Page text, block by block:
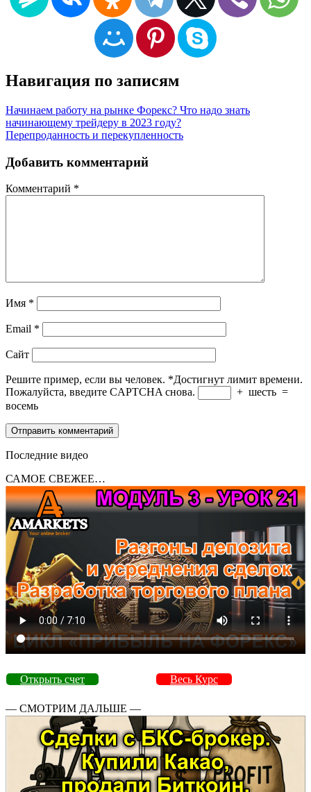
Навигация по записям
Начинаем работу на рынке Форекс? Что надо знать
начинающему трейдеру в 2023 году?
Перепроданность и перекупленность
Добавить комментарий
Комментарий *
Имя *
Email *
Сайт
Решите пример, если вы человек. *Достигнут лимит времени.
Пожалуйста, введите CAPTCHA снова.
+ шесть =
восемь
Последние видео
САМОЕ СВЕЖЕЕ…
Открыть счет Весь Курс
— СМОТРИМ ДАЛЬШЕ —